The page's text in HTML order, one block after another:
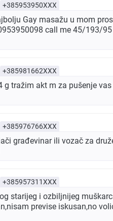
+385953950XXX
Gay masažu u mom
call me 45/193/
+385981662XXX
g tražim akt m za pušenje
+385976766XXX
građevinar ili vozač za
+385957311XXX
starijeg i ozbiljnijeg
previse iskusan,no